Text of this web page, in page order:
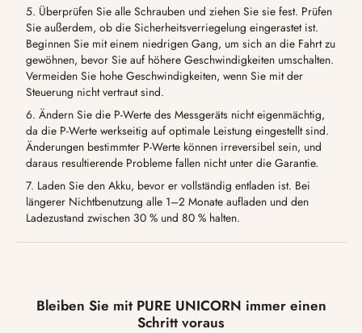
5. Überprüfen Sie alle Schrauben und ziehen Sie sie fest. Prüfen
Sie außerdem, ob die Sicherheitsverriegelung eingerastet ist.
Beginnen Sie mit einem niedrigen Gang, um sich an die Fahrt zu
gewöhnen, bevor Sie auf höhere Geschwindigkeiten umschalten.
Vermeiden Sie hohe Geschwindigkeiten, wenn Sie mit der
Steuerung nicht vertraut sind.
6. Ändern Sie die P-Werte des Messgeräts nicht eigenmächtig,
da die P-Werte werkseitig auf optimale Leistung eingestellt sind.
Änderungen bestimmter P-Werte können irreversibel sein, und
daraus resultierende Probleme fallen nicht unter die Garantie.
7. Laden Sie den Akku, bevor er vollständig entladen ist. Bei
längerer Nichtbenutzung alle 1–2 Monate aufladen und den
Ladezustand zwischen 30 % und 80 % halten.
Bleiben Sie mit PURE UNICORN immer einen
Schritt voraus